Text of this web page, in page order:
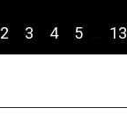
2 3 4 5 13